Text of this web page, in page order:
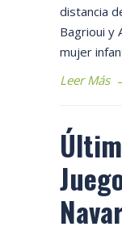
distancia
Bagrioui y
mujer
Leer Más